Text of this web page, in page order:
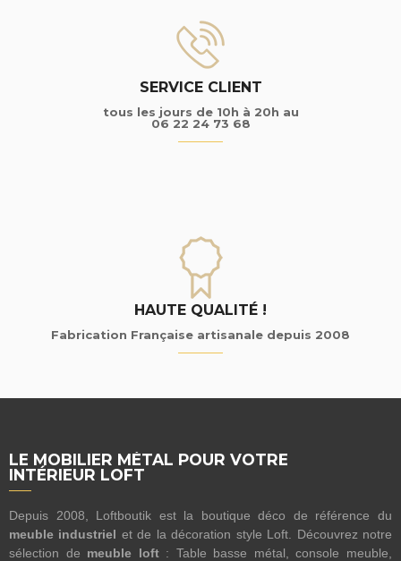
SERVICE CLIENT
tous les jours de 10h à 20h au
06 22 24 73 68
HAUTE QUALITÉ !
Fabrication Française artisanale depuis 2008
LE MOBILIER MÉTAL POUR VOTRE
INTÉRIEUR LOFT
Depuis 2008, Loftboutik est la boutique déco de référence du
meuble industriel et de la décoration style Loft. Découvrez notre
sélection de meuble loft: Table basse métal, console meuble,